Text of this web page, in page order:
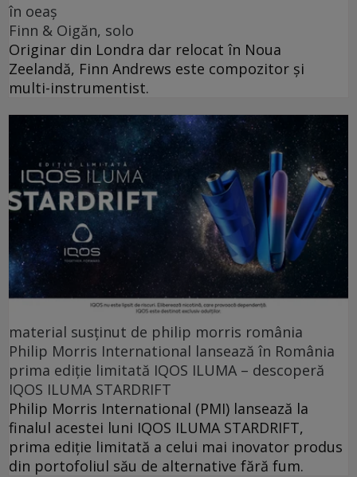
în oeaș
Finn & Oigăn, solo
Originar din Londra dar relocat în Noua
Zeelandă, Finn Andrews este compozitor și
multi-instrumentist.
material susținut de philip morris românia
Philip Morris International lansează în România
prima ediție limitată IQOS ILUMA – descoperă
IQOS ILUMA STARDRIFT
Philip Morris International (PMI) lansează la
finalul acestei luni IQOS ILUMA STARDRIFT,
prima ediție limitată a celui mai inovator produs
din portofoliul său de alternative fără fum.